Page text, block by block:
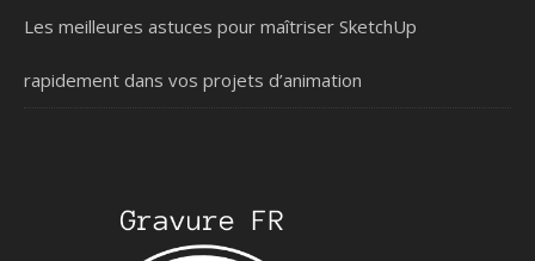
Les meilleures astuces pour maîtriser SketchUp
rapidement dans vos projets d’animation